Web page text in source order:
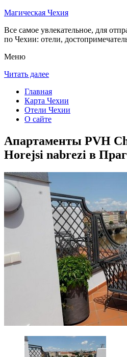
Магическая Чехия
Все самое увлекательное, для
по Чехии: отели,
Меню
Читать далее
Главная
Карта Чехии
Отели Чехии
О сайте
Апартаменты PVH
Horejsi nabrezi в